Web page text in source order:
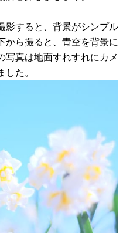
影すると、背景がシンプル
から撮ると、青空を背景に
写真は地面すれすれにカメ
た。